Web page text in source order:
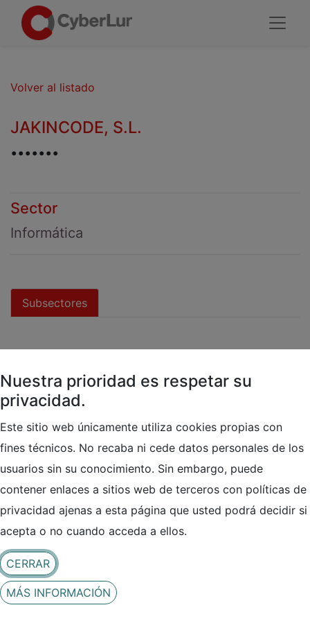
Volver al listado
JAKINCODE, S.L.
.......
Sector
Informática
Subsectores
Contacto
LOCALIZACIÓNVer en Google Maps
PARQUE TECNOLÓGICO DE ÁLAVA. C/ Albert
Einstein 44, Edif. E6 – Ofic.112
01510 Miñao Gutxia (Araba/Álava)
España
Nuestra prioridad es respetar su
privacidad.
Este sitio web únicamente utiliza cookies propias con
fines técnicos. No recaba ni cede datos personales de los
usuarios sin su conocimiento. Sin embargo, puede
contener enlaces a sitios web de terceros con políticas de
privacidad ajenas a esta página que usted podrá decidir si
acepta o no cuando acceda a ellos.
CERRAR
MÁS INFORMACIÓN